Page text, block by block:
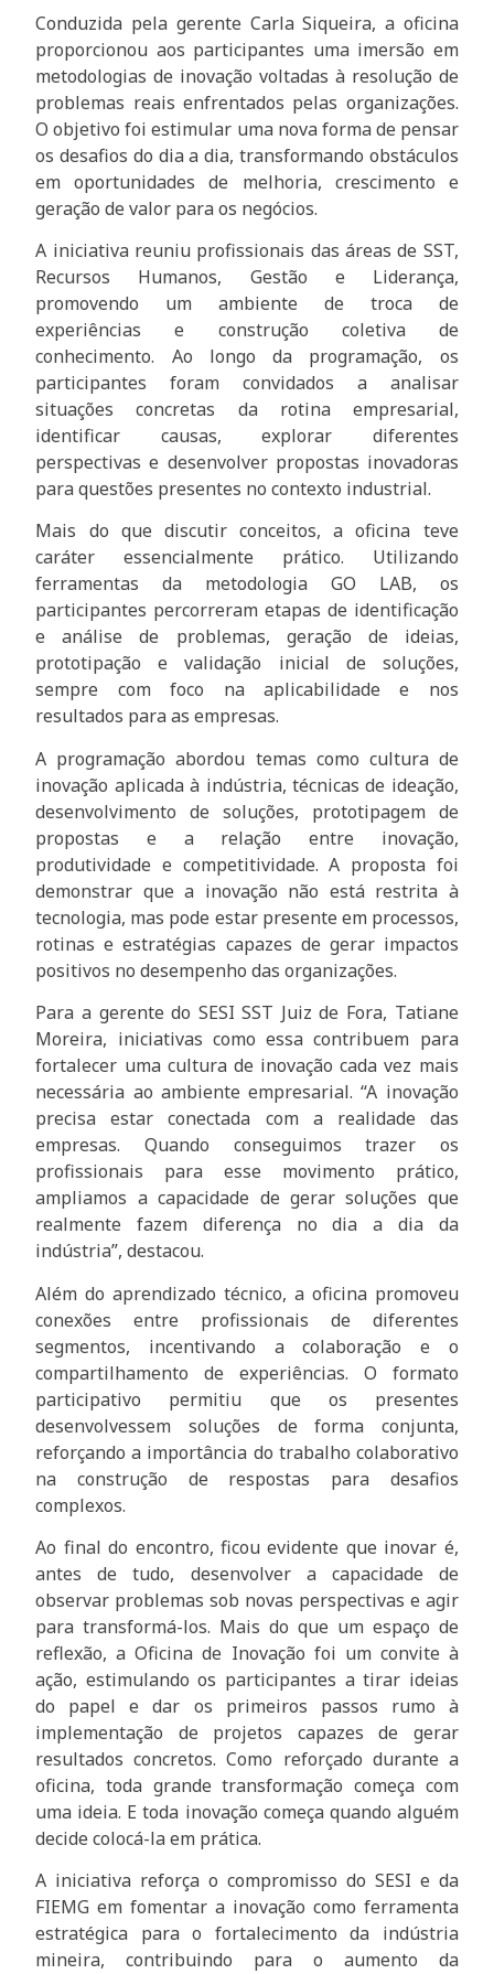
Conduzida pela gerente Carla Siqueira, a oficina
proporcionou aos participantes uma imersão em
metodologias de inovação voltadas à resolução de
problemas reais enfrentados pelas organizações.
O objetivo foi estimular uma nova forma de pensar
os desafios do dia a dia, transformando obstáculos
em oportunidades de melhoria, crescimento e
geração de valor para os negócios.
A iniciativa reuniu profissionais das áreas de SST,
Recursos Humanos, Gestão e Liderança,
promovendo um ambiente de troca de
experiências e construção coletiva de
conhecimento. Ao longo da programação, os
participantes foram convidados a analisar
situações concretas da rotina empresarial,
identificar causas, explorar diferentes
perspectivas e desenvolver propostas inovadoras
para questões presentes no contexto industrial.
Mais do que discutir conceitos, a oficina teve
caráter essencialmente prático. Utilizando
ferramentas da metodologia GO LAB, os
participantes percorreram etapas de identificação
e análise de problemas, geração de ideias,
prototipação e validação inicial de soluções,
sempre com foco na aplicabilidade e nos
resultados para as empresas.
A programação abordou temas como cultura de
inovação aplicada à indústria, técnicas de ideação,
desenvolvimento de soluções, prototipagem de
propostas e a relação entre inovação,
produtividade e competitividade. A proposta foi
demonstrar que a inovação não está restrita à
tecnologia, mas pode estar presente em processos,
rotinas e estratégias capazes de gerar impactos
positivos no desempenho das organizações.
Para a gerente do SESI SST Juiz de Fora, Tatiane
Moreira, iniciativas como essa contribuem para
fortalecer uma cultura de inovação cada vez mais
necessária ao ambiente empresarial. “A inovação
precisa estar conectada com a realidade das
empresas. Quando conseguimos trazer os
profissionais para esse movimento prático,
ampliamos a capacidade de gerar soluções que
realmente fazem diferença no dia a dia da
indústria”, destacou.
Além do aprendizado técnico, a oficina promoveu
conexões entre profissionais de diferentes
segmentos, incentivando a colaboração e o
compartilhamento de experiências. O formato
participativo permitiu que os presentes
desenvolvessem soluções de forma conjunta,
reforçando a importância do trabalho colaborativo
na construção de respostas para desafios
complexos.
Ao final do encontro, ficou evidente que inovar é,
antes de tudo, desenvolver a capacidade de
observar problemas sob novas perspectivas e agir
para transformá-los. Mais do que um espaço de
reflexão, a Oficina de Inovação foi um convite à
ação, estimulando os participantes a tirar ideias
do papel e dar os primeiros passos rumo à
implementação de projetos capazes de gerar
resultados concretos. Como reforçado durante a
oficina, toda grande transformação começa com
uma ideia. E toda inovação começa quando alguém
decide colocá-la em prática.
A iniciativa reforça o compromisso do SESI e da
FIEMG em fomentar a inovação como ferramenta
estratégica para o fortalecimento da indústria
mineira, contribuindo para o aumento da